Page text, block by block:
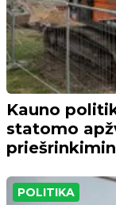
Kauno
statomo
POLITIKA